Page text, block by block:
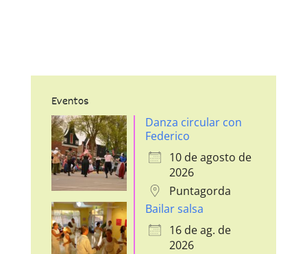
Eventos
Danza circular con
Federico
10 de agosto de
2026
Puntagorda
Bailar salsa
16 de ag. de
2026